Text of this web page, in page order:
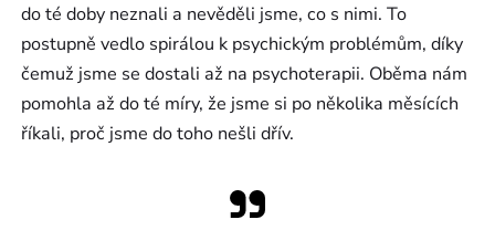
do té doby neznali a nevěděli jsme, co s nimi. To
postupně vedlo spirálou k psychickým problémům, díky
čemuž jsme se dostali až na psychoterapii. Oběma nám
pomohla až do té míry, že jsme si po několika měsících
říkali, proč jsme do toho nešli dřív.